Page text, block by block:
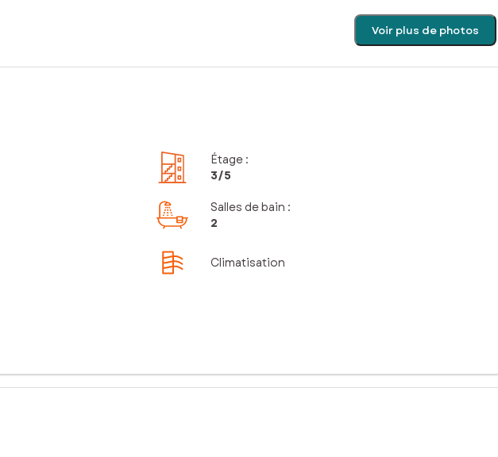
Voir plus de photos
Étage :
3/5
Salles de bain :
2
Climatisation